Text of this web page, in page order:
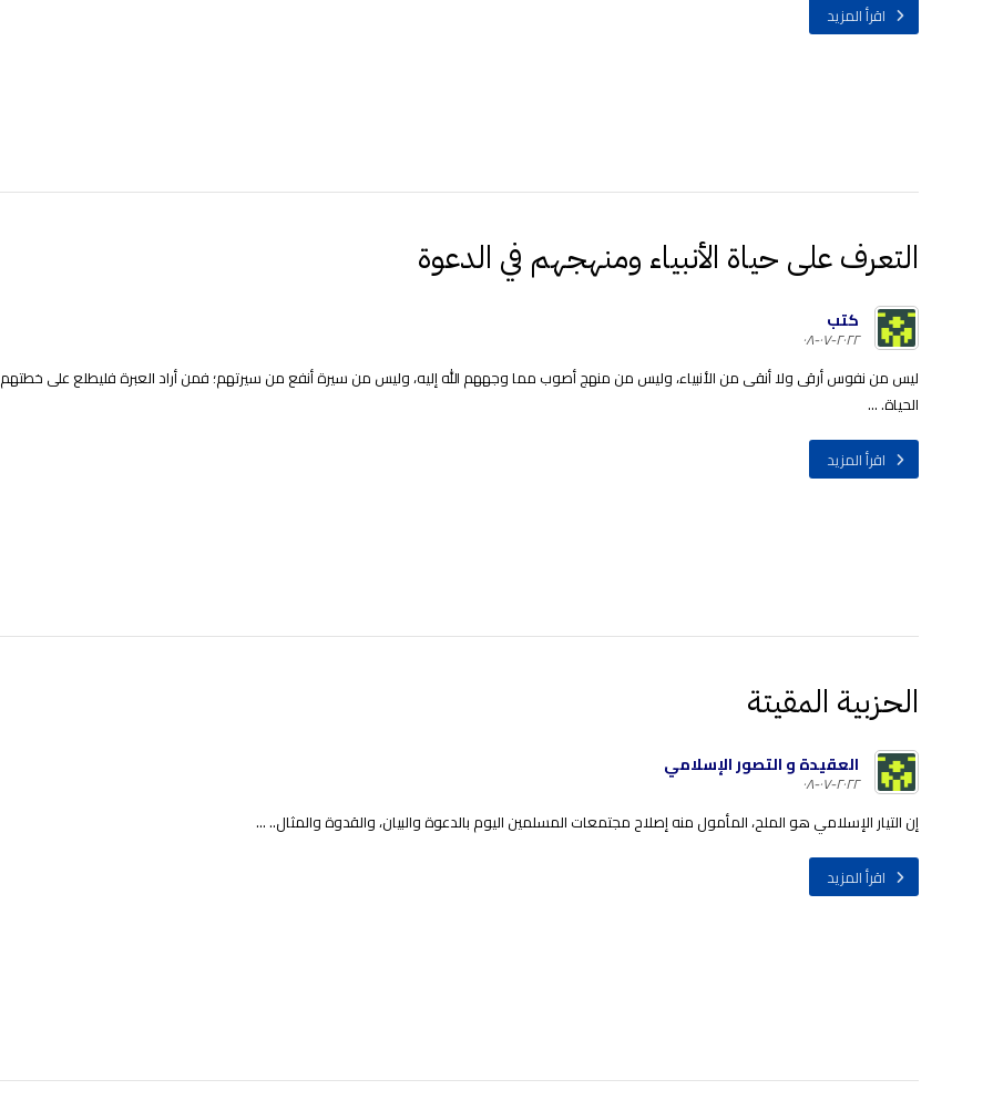
اقرأ المزيد
التعرف على حياة الأنبياء ومنهجهم في الدعوة
كتب
٢٠٢٢-٠٧-٠٨
ليس من نفوس أرقى ولا أنقى من الأنبياء، وليس من منهج أصوب مما وجههم الله إليه، وليس من سيرة أنفع من سيرتهم؛ فمن أراد العبرة فليطلع على
الحياة. ...
اقرأ المزيد
الحزبية المقيتة
العقيدة و التصور الإسلامي
٢٠٢٢-٠٧-٠٨
إن التيار الإسلامي هو الملح، المأمول منه إصلاح مجتمعات المسلمين اليوم بالدعوة والبيان، والقدوة والمثال.. ...
اقرأ المزيد